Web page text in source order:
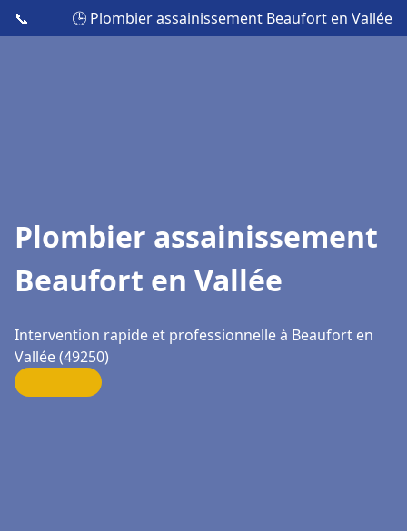
📞 🕒 Plombier assainissement Beaufort en Vallée
Plombier assainissement
Beaufort en Vallée
Intervention rapide et professionnelle à Beaufort en
Vallée (49250)